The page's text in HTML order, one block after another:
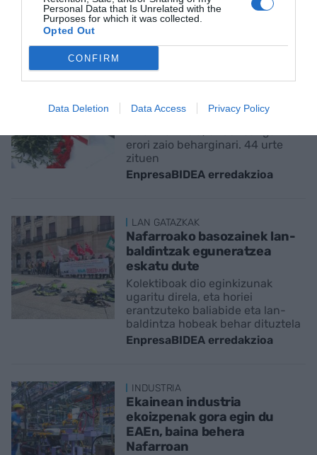
Personal Data that Is Unrelated with the
Purposes for which it was collected.
Opted Out
CONFIRM
Data Deletion Data Access Privacy Policy
prestazioa
EnpresaBIDEA erredakzioa
LAN ISTRIPUAK
Baso lanetan ari zen langile
bat hil da Azkoitian
Urrategi auzoko baserri batean
erori zaio beharginari. 44 urte
zituen
EnpresaBIDEA erredakzioa
LAN GATAZKAK
Nafarroako basozainek lan-
baldintzak eguneratzea
eskatu dute
Kolektiboak dio eginkizunak
ugaritu direla, eta horiei
erantzuteko baliabide eta lan-
baldintza hobeak behar dituztela
EnpresaBIDEA erredakzioa
INDUSTRIA
Ekainean industria
ekoizpenak gora egin du
EAEn, baina behera
Nafarroan